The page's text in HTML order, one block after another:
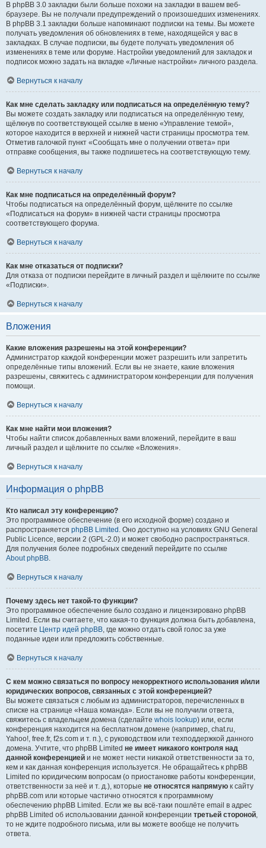
В phpBB 3.0 закладки были больше похожи на закладки в вашем веб-
браузере. Вы не получали предупреждений о произошедших изменениях.
В phpBB 3.1 закладки больше напоминают подписки на темы. Вы можете
получать уведомления об обновлениях в теме, находящейся у вас в
закладках. В случае подписки, вы будете получать уведомления об
изменениях в теме или форуме. Настройки уведомлений для закладок и
подписок можно задать на вкладке «Личные настройки» личного раздела.
Вернуться к началу
Как мне сделать закладку или подписаться на определённую тему?
Вы можете создать закладку или подписаться на определённую тему,
щёлкнув по соответствующей ссылке в меню «Управление темой»,
которое находится в верхней и нижней части страницы просмотра тем.
Отметив галочкой пункт «Сообщать мне о получении ответа» при
отправке сообщения, вы также подпишетесь на соответствующую тему.
Вернуться к началу
Как мне подписаться на определённый форум?
Чтобы подписаться на определённый форум, щёлкните по ссылке
«Подписаться на форум» в нижней части страницы просмотра
соответствующего форума.
Вернуться к началу
Как мне отказаться от подписки?
Для отказа от подписки перейдите в личный раздел и щёлкните по ссылке
«Подписки».
Вернуться к началу
Вложения
Какие вложения разрешены на этой конференции?
Администратор каждой конференции может разрешить или запретить
определённые типы вложений. Если вы не знаете, какие вложения
разрешены, свяжитесь с администратором конференции для получения
помощи.
Вернуться к началу
Как мне найти мои вложения?
Чтобы найти список добавленных вами вложений, перейдите в ваш
личный раздел и щёлкните по ссылке «Вложения».
Вернуться к началу
Информация о phpBB
Кто написал эту конференцию?
Это программное обеспечение (в его исходной форме) создано и
распространяется phpBB Limited . Оно доступно на условиях GNU General
Public Licence, версии 2 (GPL-2.0) и может свободно распространяться.
Для получения более подробных сведений перейдите по ссылке
About phpBB.
Вернуться к началу
Почему здесь нет такой-то функции?
Это программное обеспечение было создано и лицензировано phpBB
Limited. Если вы считаете, что какая-то функция должна быть добавлена,
посетите Центр идей phpBB, где можно отдать свой голос за уже
поданные идеи или предложить собственные.
Вернуться к началу
С кем можно связаться по вопросу некорректного использования и/или
юридических вопросов, связанных с этой конференцией?
Вы можете связаться с любым из администраторов, перечисленных в
списке на странице «Наша команда». Если вы не получили ответа,
свяжитесь с владельцем домена (сделайте whois lookup) или, если
конференция находится на бесплатном домене (например, chat.ru,
Yahoo!, free.fr, f2s.com и т. п.), с руководством или техподдержкой данного
домена. Учтите, что phpBB Limited не имеет никакого контроля над
данной конференцией и не может нести никакой ответственности за то,
кем и как данная конференция используется. Не обращайтесь к phpBB
Limited по юридическим вопросам (о приостановке работы конференции,
ответственности за неё и т. д.), которые не относятся напрямую к сайту
phpBB.com или которые частично относятся к программному
обеспечению phpBB Limited. Если же вы всё-таки пошлёте email в адрес
phpBB Limited об использовании данной конференции третьей стороной,
то не ждите подробного письма, или вы можете вообще не получить
ответа.